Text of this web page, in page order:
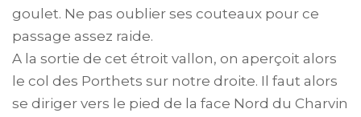
goulet. Ne pas oublier ses couteaux pour ce
passage assez raide.
A la sortie de cet étroit vallon, on aperçoit alors
le col des Porthets sur notre droite. Il faut alors
se diriger vers le pied de la face Nord du Charvin